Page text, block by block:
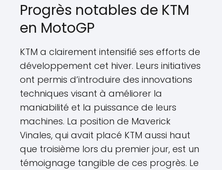
Progrès notables de KTM
en MotoGP
KTM a clairement intensifié ses efforts de
développement cet hiver. Leurs initiatives
ont permis d’introduire des innovations
techniques visant à améliorer la
maniabilité et la puissance de leurs
machines. La position de Maverick
Vinales, qui avait placé KTM aussi haut
que troisième lors du premier jour, est un
témoignage tangible de ces progrès. Le